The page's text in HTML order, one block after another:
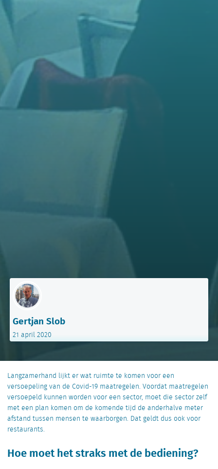
Gertjan Slob
21 april 2020
Langzamerhand lijkt er wat ruimte te komen voor een
versoepeling van de Covid-19 maatregelen. Voordat maatregelen
versoepeld kunnen worden voor een sector, moet die sector zelf
met een plan komen om de komende tijd de anderhalve meter
afstand tussen mensen te waarborgen. Dat geldt dus ook voor
restaurants.
Hoe moet het straks met de bediening?